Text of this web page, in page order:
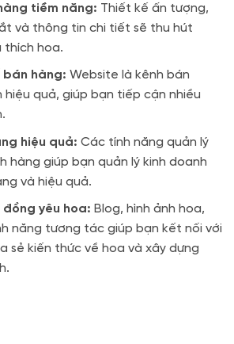
tiềm năng: Thiết kế ấn tượng,
và thông tin chi tiết sẽ thu hút
thích hoa.
bán hàng: Website là kênh bán
hiệu quả, giúp bạn tiếp cận nhiều
hiệu quả: Các tính năng quản lý
hàng giúp bạn quản lý kinh doanh
và hiệu quả.
yêu hoa: Blog, hình ảnh hoa,
năng tương tác giúp bạn kết nối với
sẻ kiến thức về hoa và xây dựng